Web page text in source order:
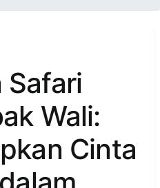
Safari
Wali:
Cinta